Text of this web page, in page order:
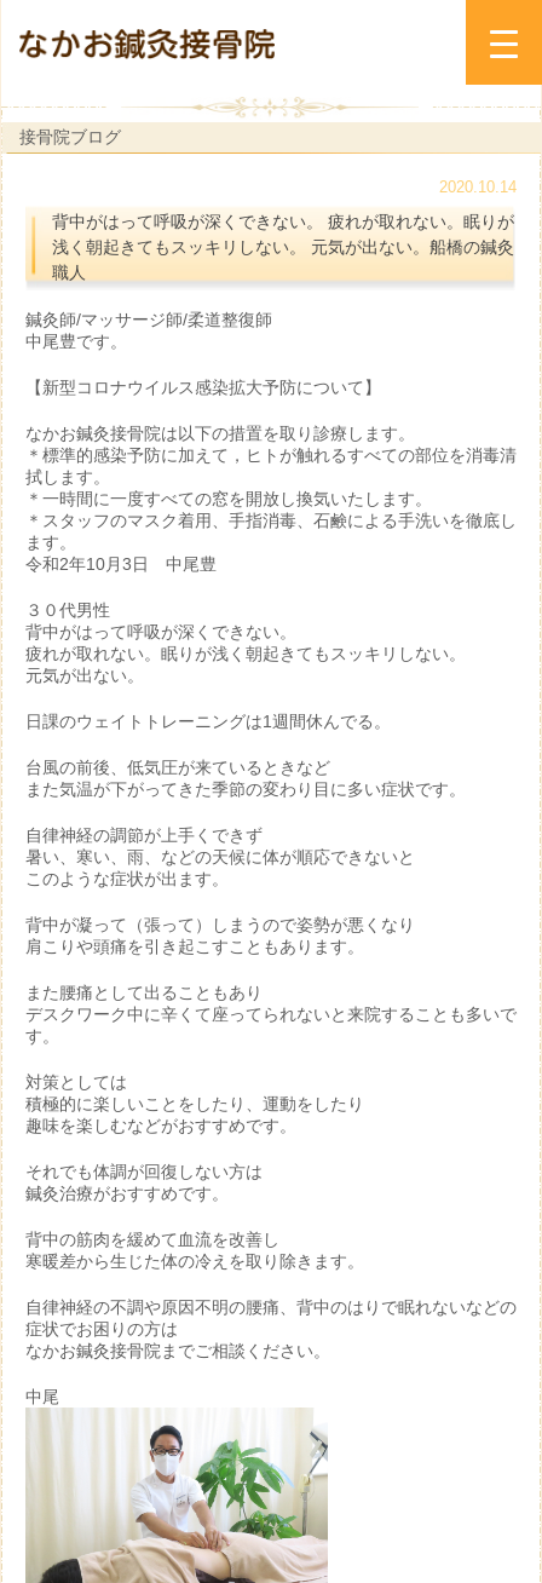
接骨院ブログ
2020.10.14
背中がはって呼吸が深くできない。 疲れが取れない。眠りが
浅く朝起きてもスッキリしない。 元気が出ない。船橋の鍼灸
職人
鍼灸師/マッサージ師/柔道整復師
中尾豊です。
【新型コロナウイルス感染拡大予防について】
なかお鍼灸接骨院は以下の措置を取り診療します。
＊標準的感染予防に加えて，ヒトが触れるすべての部位を消毒清
拭します。
＊一時間に一度すべての窓を開放し換気いたします。
＊スタッフのマスク着用、手指消毒、石鹸による手洗いを徹底し
ます。
令和2年10月3日 中尾豊
３０代男性
背中がはって呼吸が深くできない。
疲れが取れない。眠りが浅く朝起きてもスッキリしない。
元気が出ない。
日課のウェイトトレーニングは1週間休んでる。
台風の前後、低気圧が来ているときなど
また気温が下がってきた季節の変わり目に多い症状です。
自律神経の調節が上手くできず
暑い、寒い、雨、などの天候に体が順応できないと
このような症状が出ます。
背中が凝って（張って）しまうので姿勢が悪くなり
肩こりや頭痛を引き起こすこともあります。
また腰痛として出ることもあり
デスクワーク中に辛くて座ってられないと来院することも多いで
す。
対策としては
積極的に楽しいことをしたり、運動をしたり
趣味を楽しむなどがおすすめです。
それでも体調が回復しない方は
鍼灸治療がおすすめです。
背中の筋肉を緩めて血流を改善し
寒暖差から生じた体の冷えを取り除きます。
自律神経の不調や原因不明の腰痛、背中のはりで眠れないなどの
症状でお困りの方は
なかお鍼灸接骨院までご相談ください。
中尾